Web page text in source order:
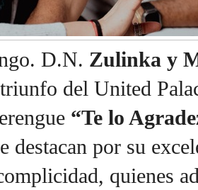
D.N. Zulinka y
del United
“Te lo
destacan por su
quienes